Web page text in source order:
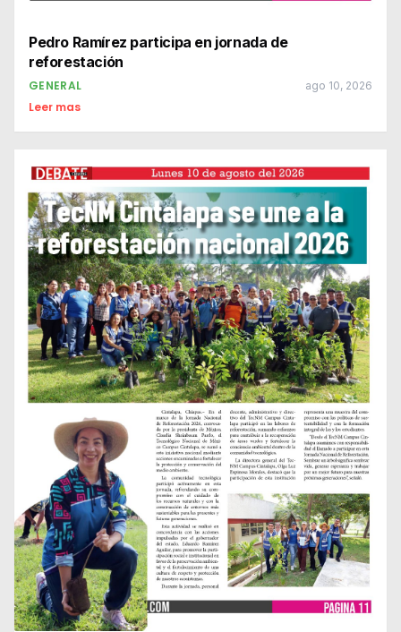
Pedro Ramírez participa en jornada de
reforestación
GENERAL ago 10, 2026
Leer mas